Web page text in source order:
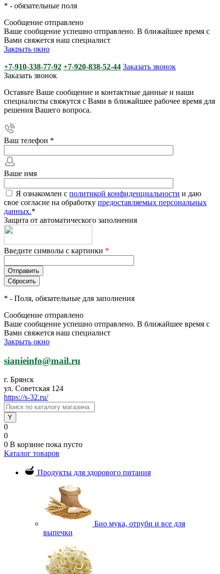
* - обязательные поля
Сообщение отправлено
Ваше сообщение успешно отправлено. В ближайшее время с
Вами свяжется наш специалист
Закрыть окно
+7-910-338-77-92 +7-920-838-52-44 Заказать звонок
Заказать звонок
Оставьте Ваше сообщение и контактные данные и наши
специалисты свяжутся с Вами в ближайшее рабочее время для
решения Вашего вопроса.
Ваш телефон *
Ваше имя
Я ознакомлен с политикой конфиденциальности и даю
свое согласие на обработку предоставляемых персональных
данных.*
Защита от автоматического заполнения
Введите символы с картинки *
* - Поля, обязательные для заполнения
Сообщение отправлено
Ваше сообщение успешно отправлено. В ближайшее время с
Вами свяжется наш специалист
Закрыть окно
sianieinfo@mail.ru
г. Брянск
ул. Советская 124
https://s-32.ru/
0
0
0 В корзине пока пусто
Каталог товаров
Продукты для здорового питания
Био мука, отруби и все для
выпечки